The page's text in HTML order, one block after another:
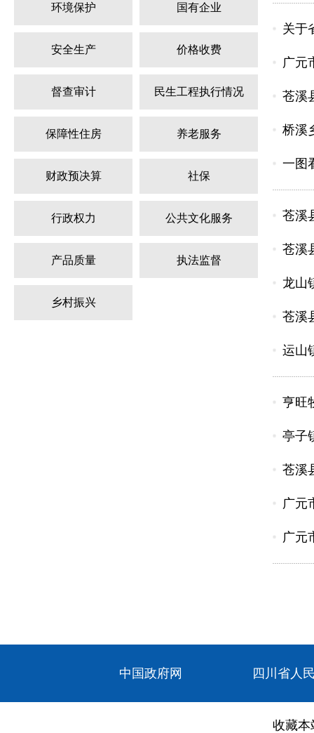
环境保护 国有企业
安全生产 价格收费
督查审计 民生工程执行情况
保障性住房 养老服务
财政预决算 社保
行政权力 公共文化服务
产品质量 执法监督
乡村振兴
关于
广元
苍溪
桥溪
一图
苍溪
苍溪
龙山
苍溪
运山
亨旺
亭子
苍溪
广元
广元
中国政府网 四川省人
收藏本